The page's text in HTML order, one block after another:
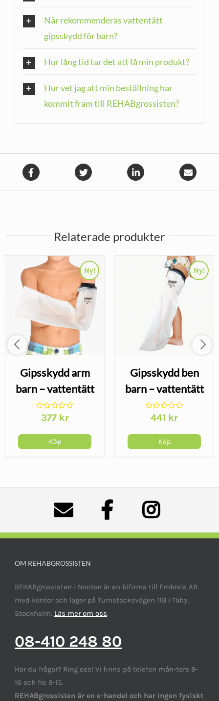
När rekommenderas vattentätt
gipsskydd för barn?
Hur lång tid tar det att få min produkt?
Hur vet jag att min beställning har
kommit fram till REHABgrossisten?
Relaterade produkter
Ny!
Gipsskydd arm
barn – vattentätt
armskydd för gips
2–13 år
377 kr
Köp
Ny!
Gipsskydd ben
barn – vattentätt
benskydd för gips
1–13 år
441 kr
Köp
OM REHABGROSSISTEN
REHABgrossisten i Norden är en bifirma till Embreis AB
med kontor och lager på Tumstocksvägen 11B i Täby,
Stockholm. Läs mer om oss.
08-410 248 80
Har du frågor? Ring oss! Vi finns på telefon mån-tors 9-
16 och fre 9-15.
REHABgrossisten är en e-handel och har ingen fysiskt